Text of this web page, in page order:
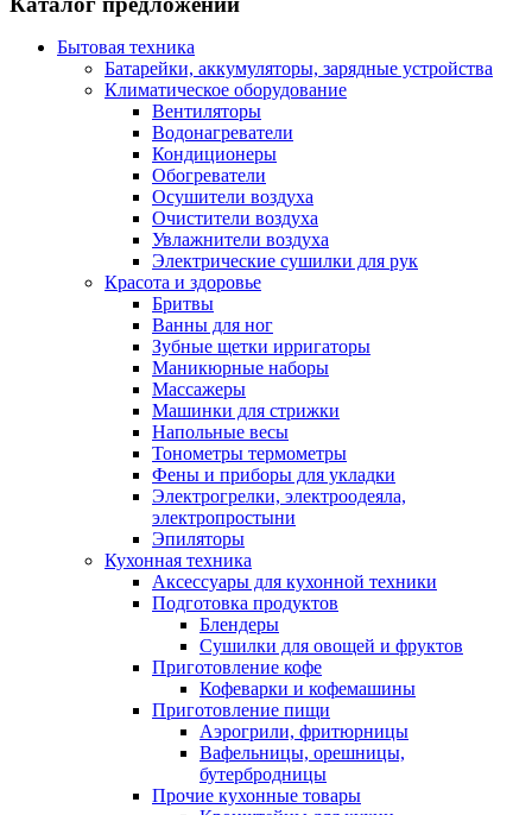
Бытовая техника
Батарейки, аккумуляторы, зарядные устройства
Климатическое оборудование
Вентиляторы
Водонагреватели
Кондиционеры
Обогреватели
Осушители воздуха
Очистители воздуха
Увлажнители воздуха
Электрические сушилки для рук
Красота и здоровье
Бритвы
Ванны для ног
Зубные щетки ирригаторы
Маникюрные наборы
Массажеры
Машинки для стрижки
Напольные весы
Тонометры термометры
Фены и приборы для укладки
Электрогрелки, электроодеяла,
электропростыни
Эпиляторы
Кухонная техника
Аксессуары для кухонной техники
Подготовка продуктов
Блендеры
Сушилки для овощей и фруктов
Приготовление кофе
Кофеварки и кофемашины
Приготовление пищи
Аэрогрили, фритюрницы
Вафельницы, орешницы,
бутербродницы
Прочие кухонные товары